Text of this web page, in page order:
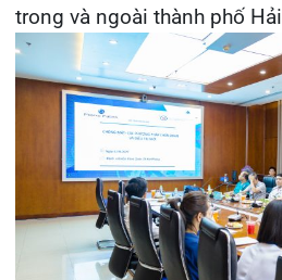
Khoa Tiêu hóa
Khoa Ung Bướu
Khoa Thần kinh – Đột quỵ
Khoa Thận nhân tạo